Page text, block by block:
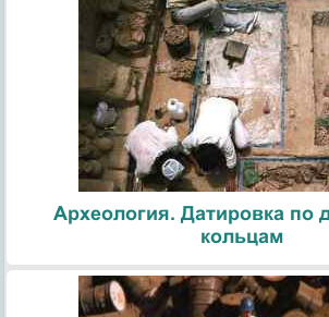
Археология. Датировка по
кольцам